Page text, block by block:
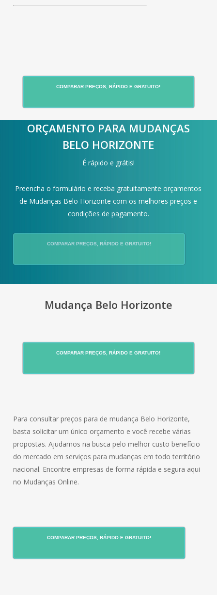
COMPARAR PREÇOS, RÁPIDO E GRATUITO!
ORÇAMENTO PARA MUDANÇAS
BELO HORIZONTE
É rápido e grátis!
Preencha o formulário e receba gratuitamente orçamentos
de Mudanças Belo Horizonte com os melhores preços e
condições de pagamento.
COMPARAR PREÇOS, RÁPIDO E GRATUITO!
Mudança Belo Horizonte
COMPARAR PREÇOS, RÁPIDO E GRATUITO!
Para consultar preços para de mudança Belo Horizonte,
basta solicitar um único orçamento e você recebe várias
propostas. Ajudamos na busca pelo melhor custo benefício
do mercado em serviços para mudanças em todo território
nacional. Encontre empresas de forma rápida e segura aqui
no Mudanças Online.
COMPARAR PREÇOS, RÁPIDO E GRATUITO!